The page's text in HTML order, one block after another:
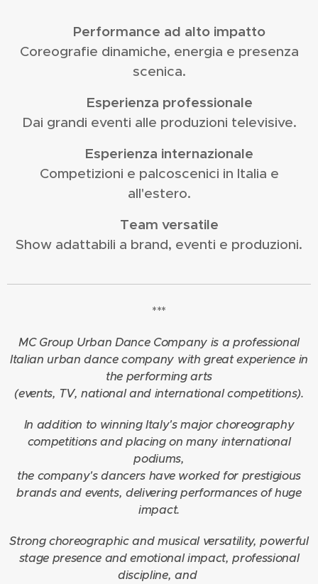
Performance ad alto impatto
Coreografie dinamiche, energia e presenza
scenica.
Esperienza professionale
Dai grandi eventi alle produzioni televisive.
Esperienza internazionale
Competizioni e palcoscenici in Italia e
all'estero.
Team versatile
Show adattabili a brand, eventi e produzioni.
***
MC Group Urban Dance Company is a professional
Italian urban dance company with great experience in
the performing arts
(events, TV, national and international competitions).
In addition to winning Italy's major choreography
competitions and placing on many international
podiums,
the company's dancers have worked for prestigious
brands and events, delivering performances of huge
impact.
Strong choreographic and musical versatility, powerful
stage presence and emotional impact, professional
discipline, and